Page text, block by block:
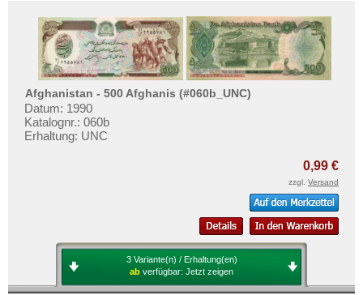
Afghanistan - 500 Afghanis (#060b_UNC)
Datum: 1990
Katalognr.: 060b
Erhaltung: UNC
0,99 €
zzgl. Versand
3 Variante(n) / Erhaltung(en)
ab verfügbar: Jetzt zeigen